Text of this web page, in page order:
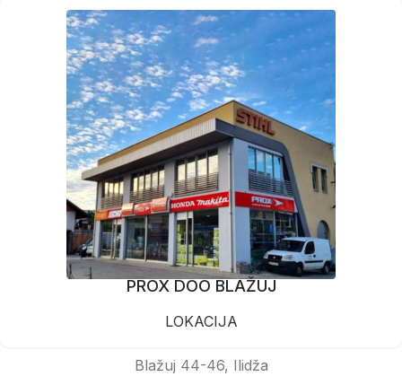
PROX DOO BLAŽUJ
LOKACIJA
Blažuj 44-46, Ilidža